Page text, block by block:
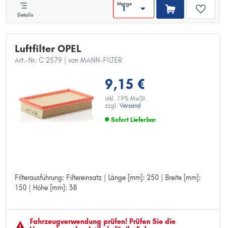
Details
Menge
Luftfilter OPEL
Art.-Nr. C 2579 | von MANN-FILTER
9,15 €
inkl. 19% MwSt.
zzgl. Versand
Sofort Lieferbar
Filterausführung: Filtereinsatz | Länge [mm]: 250 | Breite [mm]:
150 | Höhe [mm]: 38
Filterausführung: Filtereinsatz
Länge [mm]: 250
Höhe [mm]: 38
Fahrzeugver­wendung prüfen! Prüfen Sie die